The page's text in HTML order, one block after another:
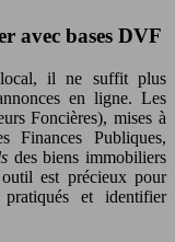
avec bases DVF
local, il ne suffit plus
en ligne. Les
Foncières), mises à
Finances Publiques,
des biens immobiliers
est précieux pour
et identifier